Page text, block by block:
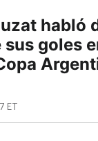
habló
goles
ET